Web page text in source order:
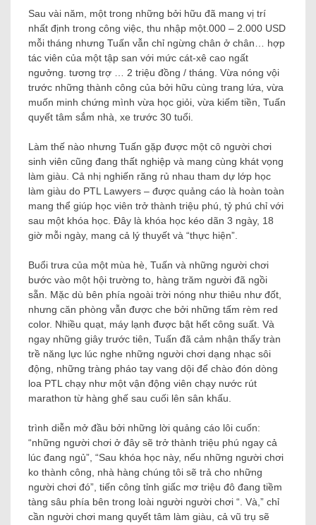
Sau vài năm, một trong những bởi hữu đã mang vị trí
nhất định trong công việc, thu nhập một.000 – 2.000 USD
mỗi tháng nhưng Tuấn vẫn chỉ ngừng chân ở chân… hợp
tác viên của một tập san với mức cát-xê cao ngất
ngưởng. tương trợ … 2 triệu đồng / tháng. Vừa nóng vội
trước những thành công của bởi hữu cùng trang lứa, vừa
muốn minh chứng mình vừa học giỏi, vừa kiếm tiền, Tuấn
quyết tâm sắm nhà, xe trước 30 tuổi.
Làm thế nào nhưng Tuấn gặp được một cô người chơi
sinh viên cũng đang thất nghiệp và mang cùng khát vọng
làm giàu. Cả nhị nghiến răng rủ nhau tham dự lớp học
làm giàu do PTL Lawyers – được quảng cáo là hoàn toàn
mang thể giúp học viên trở thành triệu phú, tỷ phú chỉ với
sau một khóa học. Đây là khóa học kéo dãn 3 ngày, 18
giờ mỗi ngày, mang cả lý thuyết và “thực hiện”.
Buổi trưa của một mùa hè, Tuấn và những người chơi
bước vào một hội trường to, hàng trăm người đã ngồi
sẵn. Mặc dù bên phía ngoài trời nóng như thiêu như đốt,
nhưng căn phòng vẫn được che bởi những tấm rèm red
color. Nhiều quạt, máy lạnh được bật hết công suất. Và
ngay những giây trước tiên, Tuấn đã cảm nhận thấy tràn
trề năng lực lúc nghe những người chơi dạng nhạc sôi
động, những tràng pháo tay vang dội để chào đón dòng
loa PTL chạy như một vận động viên chạy nước rút
marathon từ hàng ghế sau cuối lên sân khấu.
trình diễn mở đầu bởi những lời quảng cáo lôi cuốn:
“những người chơi ở đây sẽ trở thành triệu phú ngay cả
lúc đang ngủ”, “Sau khóa học này, nếu những người chơi
ko thành công, nhà hàng chúng tôi sẽ trả cho những
người chơi đó”, tiến công tỉnh giấc mơ triệu đô đang tiềm
tàng sâu phía bên trong loài người người chơi “. Và,” chỉ
cần người chơi mang quyết tâm làm giàu, cả vũ trụ sẽ